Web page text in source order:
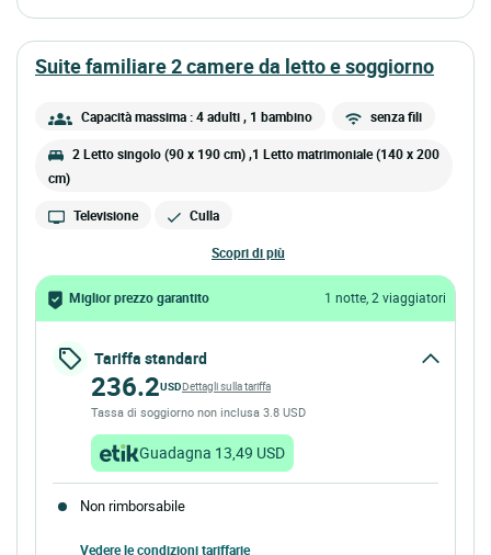
suite familiare 2 camere da letto e soggiorno
Capacità massima : 4 adulti, 1 bambino senza fili
2 Letto singolo (90 x 190 cm) ,1 Letto matrimoniale (140 x 200
cm)
Televisione Culla
scopri di più
Miglior prezzo garantito 1 notte, 2 viaggiatori
Tariffa standard
236.2USDDettagli sulla tariffa
Tassa di soggiorno non inclusa 3.8 USD
Guadagna 13,49 USD
Non rimborsabile
Vedere le condizioni tariffarie